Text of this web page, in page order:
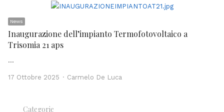
News
Inaugurazione dell’impianto Termofotovoltaico a
Trisomia 21 aps
…
17 Ottobre 2025 Author
Carmelo De Luca
Categorie